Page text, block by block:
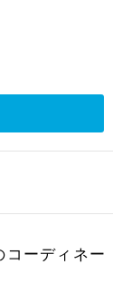
コーディネー